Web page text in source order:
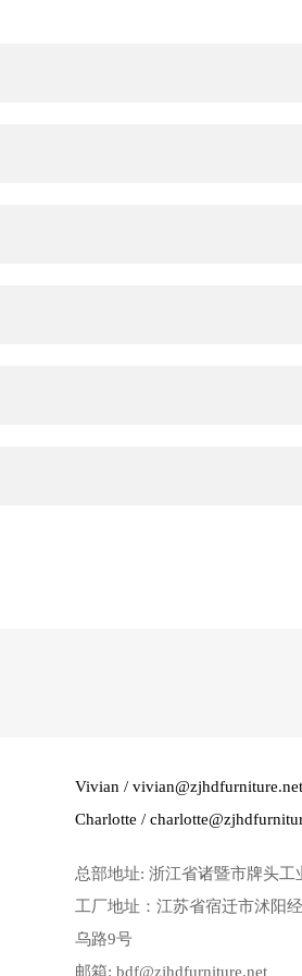
Vivian / vivian@zjhdfurniture.net
Charlotte /
总部地址: 浙江省诸暨市牌头工
工厂地址：江苏省宿迁市沭阳
乌路9号
邮箱: bdf@zjhdfurniture.net